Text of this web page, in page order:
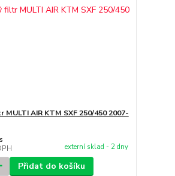
MULTI AIR KTM SXF 250/450 2007-
externí sklad - 2 dny
Přidat do košíku